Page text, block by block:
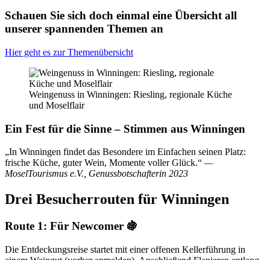
Schauen Sie sich doch einmal eine Übersicht all
unserer spannenden Themen an
Hier geht es zur Themenübersicht
Weingenuss in Winningen: Riesling, regionale Küche
und Moselflair
Ein Fest für die Sinne – Stimmen aus Winningen
„In Winningen findet das Besondere im Einfachen seinen Platz:
frische Küche, guter Wein, Momente voller Glück.“ —
MoselTourismus e.V., Genussbotschafterin 2023
Drei Besucherrouten für Winningen
Route 1: Für Newcomer 🍇
Die Entdeckungsreise startet mit einer offenen Kellerführung in